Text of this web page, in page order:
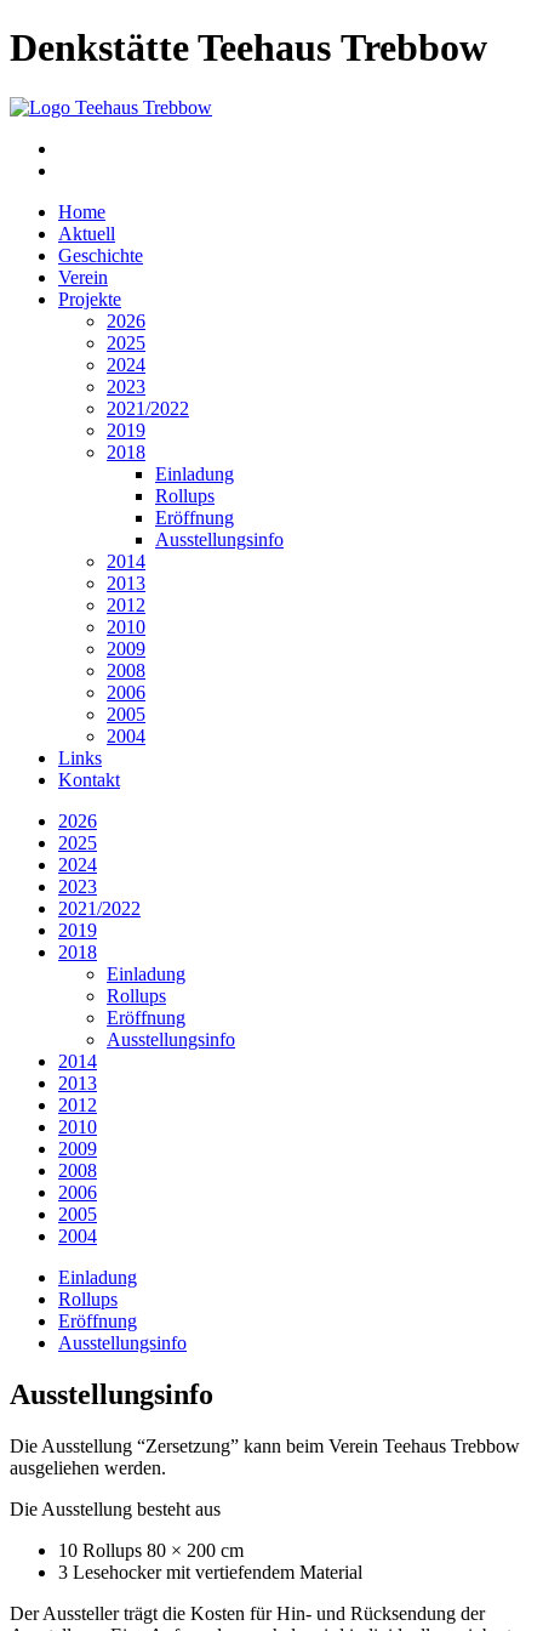
Denkstätte Teehaus Trebbow
Home
Aktuell
Geschichte
Verein
Projekte
2026
2025
2024
2023
2021/2022
2019
2018
Einladung
Rollups
Eröffnung
Ausstellungsinfo
2014
2013
2012
2010
2009
2008
2006
2005
2004
Links
Kontakt
2026
2025
2024
2023
2021/2022
2019
2018
Einladung
Rollups
Eröffnung
Ausstellungsinfo
2014
2013
2012
2010
2009
2008
2006
2005
2004
Einladung
Rollups
Eröffnung
Ausstellungsinfo
Ausstellungsinfo
Die Ausstellung “Zersetzung” kann beim Verein Teehaus Trebbow
ausgeliehen werden.
Die Ausstellung besteht aus
10 Rollups 80 × 200 cm
3 Lesehocker mit vertiefendem Material
Der Aussteller trägt die Kosten für Hin- und Rücksendung der